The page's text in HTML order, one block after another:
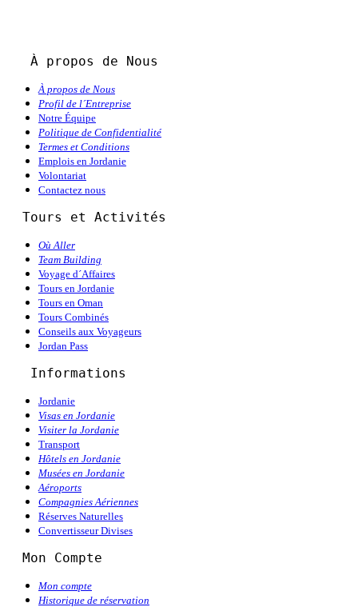
À propos de Nous
À propos de Nous
Profil de l´Entreprise
Notre Équipe
Politique de Confidentialité
Termes et Conditions
Emplois en Jordanie
Volontariat
Contactez nous
Tours et Activités
Où Aller
Team Building
Voyage d´Affaires
Tours en Jordanie
Tours en Oman
Tours Combinés
Conseils aux Voyageurs
Jordan Pass
Informations
Jordanie
Visas en Jordanie
Visiter la Jordanie
Transport
Hôtels en Jordanie
Musées en Jordanie
Aéroports
Compagnies Aériennes
Réserves Naturelles
Convertisseur Divises
Mon Compte
Mon compte
Historique de réservation